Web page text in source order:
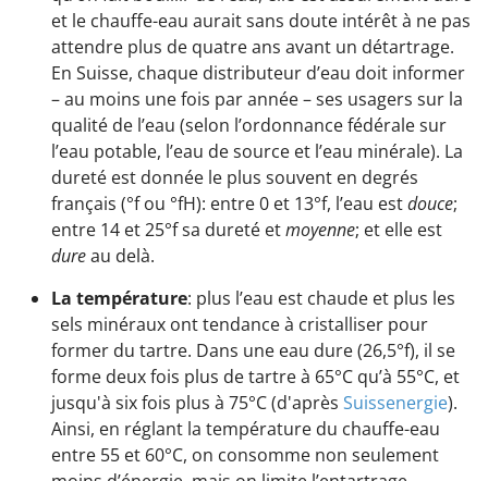
et le chauffe-eau aurait sans doute intérêt à ne pas
attendre plus de quatre ans avant un détartrage.
En Suisse, chaque distributeur d’eau doit informer
– au moins une fois par année – ses usagers sur la
qualité de l’eau (selon l’ordonnance fédérale sur
l’eau potable, l’eau de source et l’eau minérale). La
dureté est donnée le plus souvent en degrés
français (°f ou °fH): entre 0 et 13°f, l’eau estdouce;
entre 14 et 25°f sa dureté etmoyenne; et elle est
dureau delà.
La température: plus l’eau est chaude et plus les
sels minéraux ont tendance à cristalliser pour
former du tartre. Dans une eau dure (26,5°f), il se
forme deux fois plus de tartre à 65°C qu’à 55°C, et
jusqu'à six fois plus à 75°C (d'après Suissenergie).
Ainsi, en réglant la température du chauffe-eau
entre 55 et 60°C, on consomme non seulement